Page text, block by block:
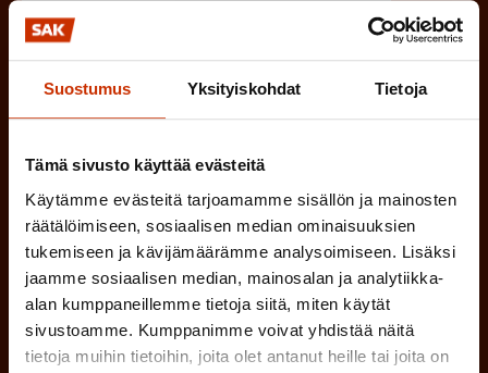
Suostumus Yksityiskohdat Tietoja
Tämä sivusto käyttää evästeitä
Käytämme evästeitä tarjoamamme sisällön ja mainosten
räätälöimiseen, sosiaalisen median ominaisuuksien
tukemiseen ja kävijämäärämme analysoimiseen. Lisäksi
jaamme sosiaalisen median, mainosalan ja analytiikka-
alan kumppaneillemme tietoja siitä, miten käytät
sivustoamme. Kumppanimme voivat yhdistää näitä
tietoja muihin tietoihin, joita olet antanut heille tai joita on
Millä kielellä haluat uutiskirjeesi
P
o
l
l
i
n
Hyväksyn tietojeni tallentamisen ja käsittelyn
SAK:n viestintärekisterin mukaisesti *